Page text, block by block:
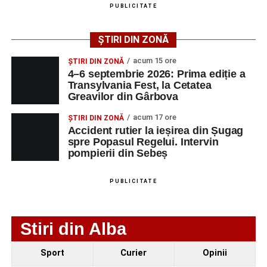
Urmărește-ne pe Google News
Ultimele știri din Sebeș
4–6 septembrie 2026: Prima ediție a Transylvania
Fest, la Cetatea Greavilor din Gârbova
Accident rutier la ieșirea din Șugag spre Popasul
Regelui. Intervin pompierii din Sebeș
Biciclist de 70 de ani, rănit într-un accident rutier
PUBLICITATE
ȘTIRI DIN ZONĂ
ȘTIRI DIN ZONĂ acum 15 ore
4–6 septembrie 2026: Prima ediție a
Transylvania Fest, la Cetatea
Greavilor din Gârbova
ȘTIRI DIN ZONĂ acum 17 ore
Accident rutier la ieșirea din Șugag
spre Popasul Regelui. Intervin
pompierii din Sebeș
PUBLICITATE
Stiri din Alba
Sport Curier Opinii